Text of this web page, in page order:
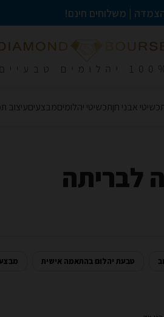
אבני חןתכשיטי יהלומיםמבצעיםעיצוב
לבריתה
טבעת יהלום בהתאמה אישית